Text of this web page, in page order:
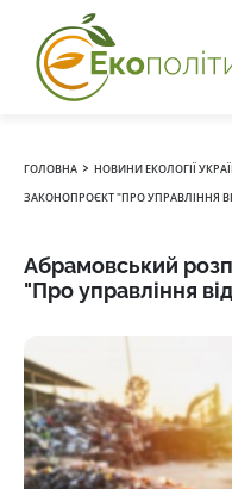
ГОЛОВНА › НОВИНИ ЕКОЛОГІЇ
ЗАКОНОПРОЄКТ "ПРО УПРАВЛІННЯ
Абрамовський
"Про управління